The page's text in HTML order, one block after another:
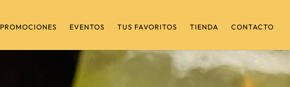
PROMOCIONES EVENTOS TUS FAVORITOS TIENDA CONTACTO